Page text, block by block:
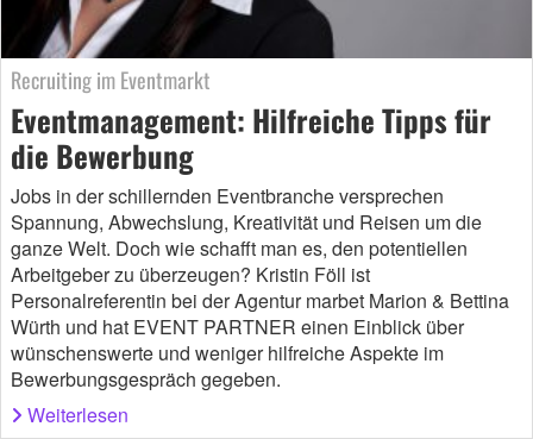
Recruiting im Eventmarkt
Eventmanagement: Hilfreiche Tipps für
die Bewerbung
Jobs in der schillernden Eventbranche versprechen
Spannung, Abwechslung, Kreativität und Reisen um die
ganze Welt. Doch wie schafft man es, den potentiellen
Arbeitgeber zu überzeugen? Kristin Föll ist
Personalreferentin bei der Agentur marbet Marion & Bettina
Würth und hat EVENT PARTNER einen Einblick über
wünschenswerte und weniger hilfreiche Aspekte im
Bewerbungsgespräch gegeben.
Weiterlesen